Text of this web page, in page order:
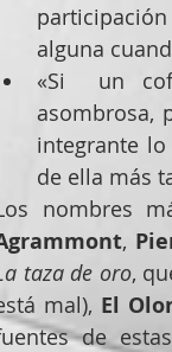
alguna
«Si  un
asombrosa,
integrante
de ella más
,
taza de oro,
mal), El
de